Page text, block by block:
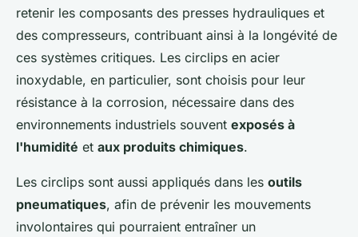
retenir les composants des presses hydrauliques et
des compresseurs, contribuant ainsi à la longévité de
ces systèmes critiques. Les circlips en acier
inoxydable, en particulier, sont choisis pour leur
résistance à la corrosion, nécessaire dans des
environnements industriels souvent exposés à
l'humidité et aux produits chimiques.
Les circlips sont aussi appliqués dans les outils
pneumatiques, afin de prévenir les mouvements
involontaires qui pourraient entraîner un